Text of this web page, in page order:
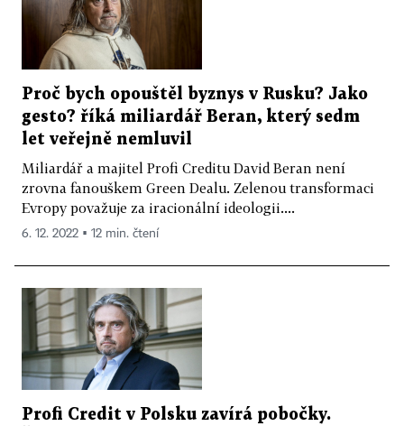
Proč bych opouštěl byznys v Rusku? Jako
gesto? říká miliardář Beran, který sedm
let veřejně nemluvil
Miliardář a majitel Profi Creditu David Beran není
zrovna fanouškem Green Dealu. Zelenou transformaci
Evropy považuje za iracionální ideologii....
6. 12. 2022 ▪ 12 min. čtení
Profi Credit v Polsku zavírá pobočky.